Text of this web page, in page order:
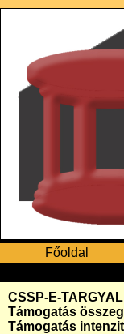
Főoldal
CSSP-E-
Támogatás
Támogatás